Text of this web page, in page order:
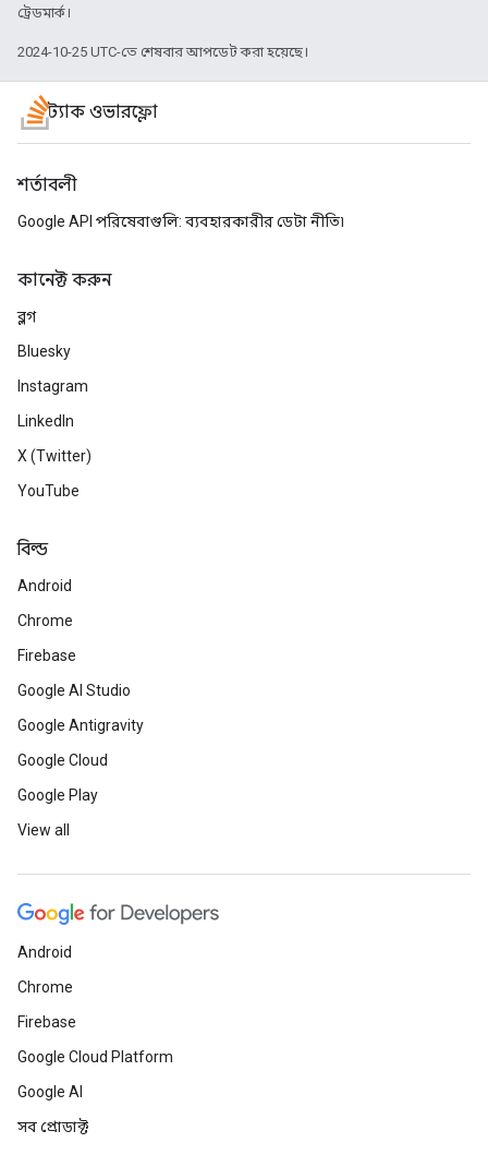
ট্রেডমার্ক।
2024-10-25 UTC-তে শেষবার আপডেট করা হয়েছে।
স্ট্যাক ওভারফ্লো
শর্তাবলী
Google API পরিষেবাগুলি: ব্যবহারকারীর ডেটা নীতি৷
কানেক্ট করুন
ব্লগ
Bluesky
Instagram
LinkedIn
X (Twitter)
YouTube
বিল্ড
Android
Chrome
Firebase
Google AI Studio
Google Antigravity
Google Cloud
Google Play
View all
Android
Chrome
Firebase
Google Cloud Platform
Google AI
সব প্রোডাক্ট